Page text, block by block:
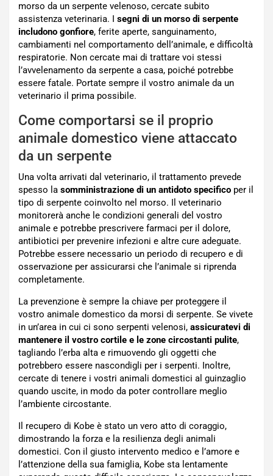
morso da un serpente velenoso, cercate subito
assistenza veterinaria. I segni di un morso di serpente
includono gonfiore, ferite aperte, sanguinamento,
cambiamenti nel comportamento dell’animale, e difficoltà
respiratorie. Non cercate mai di trattare voi stessi
l’avvelenamento da serpente a casa, poiché potrebbe
essere fatale. Portate sempre il vostro animale da un
veterinario il prima possibile.
Come comportarsi se il proprio
animale domestico viene attaccato
da un serpente
Una volta arrivati dal veterinario, il trattamento prevede
spesso la somministrazione di un antidoto specifico per il
tipo di serpente coinvolto nel morso. Il veterinario
monitorerà anche le condizioni generali del vostro
animale e potrebbe prescrivere farmaci per il dolore,
antibiotici per prevenire infezioni e altre cure adeguate.
Potrebbe essere necessario un periodo di recupero e di
osservazione per assicurarsi che l’animale si riprenda
completamente.
La prevenzione è sempre la chiave per proteggere il
vostro animale domestico da morsi di serpente. Se vivete
in un’area in cui ci sono serpenti velenosi, assicuratevi di
mantenere il vostro cortile e le zone circostanti pulite,
tagliando l’erba alta e rimuovendo gli oggetti che
potrebbero essere nascondigli per i serpenti. Inoltre,
cercate di tenere i vostri animali domestici al guinzaglio
quando uscite, in modo da poter controllare meglio
l’ambiente circostante.
Il recupero di Kobe è stato un vero atto di coraggio,
dimostrando la forza e la resilienza degli animali
domestici. Con il giusto intervento medico e l’amore e
l’attenzione della sua famiglia, Kobe sta lentamente